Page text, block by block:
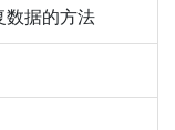
数据的方法